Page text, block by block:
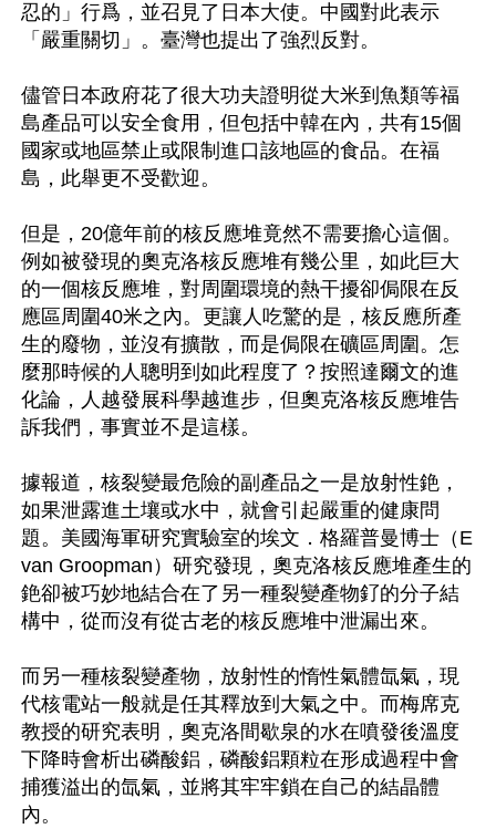
忍的」行爲，並召見了日本大使。中國對此表示
「嚴重關切」。臺灣也提出了強烈反對。
儘管日本政府花了很大功夫證明從大米到魚類等福
島產品可以安全食用，但包括中韓在內，共有15個
國家或地區禁止或限制進口該地區的食品。在福
島，此舉更不受歡迎。
但是，20億年前的核反應堆竟然不需要擔心這個。
例如被發現的奧克洛核反應堆有幾公里，如此巨大
的一個核反應堆，對周圍環境的熱干擾卻侷限在反
應區周圍40米之內。更讓人吃驚的是，核反應所產
生的廢物，並沒有擴散，而是侷限在礦區周圍。怎
麼那時候的人聰明到如此程度了？按照達爾文的進
化論，人越發展科學越進步，但奧克洛核反應堆告
訴我們，事實並不是這樣。
據報道，核裂變最危險的副產品之一是放射性銫，
如果泄露進土壤或水中，就會引起嚴重的健康問
題。美國海軍研究實驗室的埃文．格羅普曼博士（E
van Groopman）研究發現，奧克洛核反應堆產生的
銫卻被巧妙地結合在了另一種裂變產物釕的分子結
構中，從而沒有從古老的核反應堆中泄漏出來。
而另一種核裂變產物，放射性的惰性氣體氙氣，現
代核電站一般就是任其釋放到大氣之中。而梅席克
教授的研究表明，奧克洛間歇泉的水在噴發後溫度
下降時會析出磷酸鋁，磷酸鋁顆粒在形成過程中會
捕獲溢出的氙氣，並將其牢牢鎖在自己的結晶體
內。